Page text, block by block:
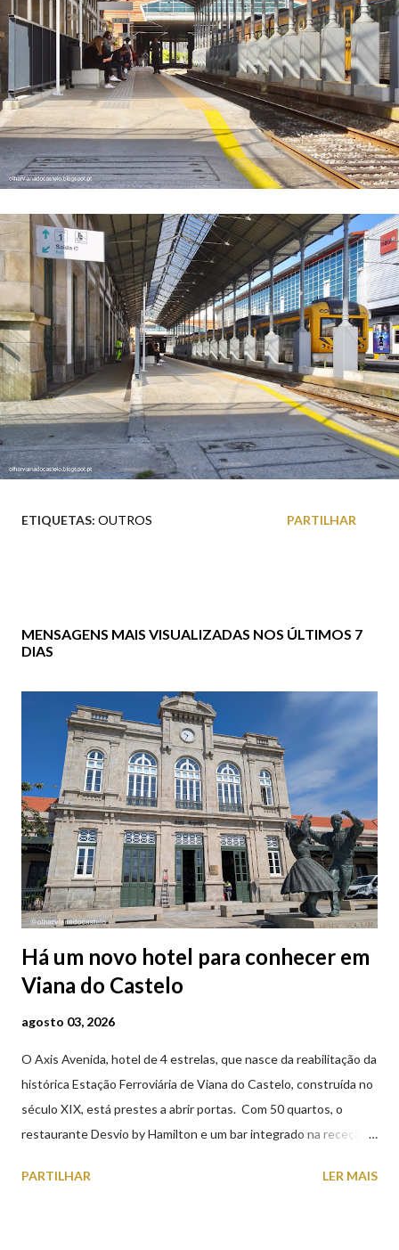
ETIQUETAS: OUTROS PARTILHAR
MENSAGENS MAIS VISUALIZADAS NOS ÚLTIMOS 7
DIAS
Há um novo hotel para conhecer em
Viana do Castelo
agosto 03, 2026
O Axis Avenida, hotel de 4 estrelas, que nasce da reabilitação da
histórica Estação Ferroviária de Viana do Castelo, construída no
século XIX, está prestes a abrir portas. Com 50 quartos, o
restaurante Desvio by Hamilton e um bar integrado na receção,
peças históricas cedidas pela IP Património que homenageiam a
PARTILHAR LER MAIS